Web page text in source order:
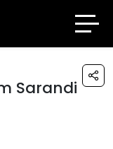
Sarandi